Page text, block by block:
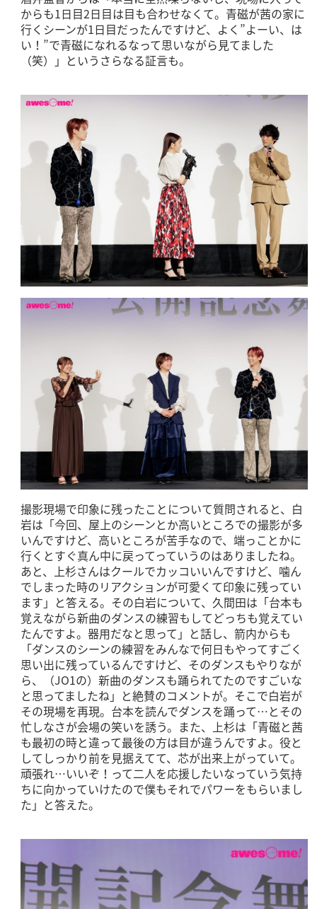
からも1日目2日目は目も合わせなくて。青磁が茜の家に
行くシーンが1日目だったんですけど、よく”よーい、は
い！”で青磁になれるなって思いながら見てました
（笑）」というさらなる証言も。
撮影現場で印象に残ったことについて質問されると、白
岩は「今回、屋上のシーンとか高いところでの撮影が多
いんですけど、高いところが苦手なので、端っことかに
行くとすぐ真ん中に戻ってっていうのはありましたね。
あと、上杉さんはクールでカッコいいんですけど、噛ん
でしまった時のリアクションが可愛くて印象に残ってい
ます」と答える。その白岩について、久間田は「台本も
覚えながら新曲のダンスの練習もしてどっちも覚えてい
たんですよ。器用だなと思って」と話し、箭内からも
「ダンスのシーンの練習をみんなで何日もやってすごく
思い出に残っているんですけど、そのダンスもやりなが
ら、（JO1の）新曲のダンスも踊られてたのですごいな
と思ってましたね」と絶賛のコメントが。そこで白岩が
その現場を再現。台本を読んでダンスを踊って…とその
忙しなさが会場の笑いを誘う。また、上杉は「青磁と茜
も最初の時と違って最後の方は目が違うんですよ。役と
してしっかり前を見据えてて、芯が出来上がっていて。
頑張れ…いいぞ！って二人を応援したいなっていう気持
ちに向かっていけたので僕もそれでパワーをもらいまし
た」と答えた。